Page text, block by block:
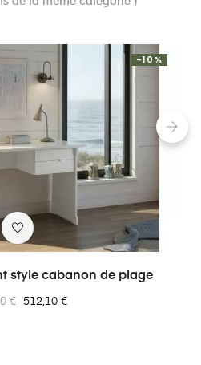
style cabanon de plage
€
-10%
Prix
512,10 €